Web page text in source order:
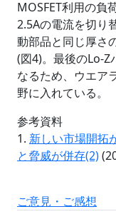
MOSFET利用の負
2.5Aの電流を切り
動部品と同じ厚さ
(図4)。最後のLo-Z
なるため、ウエア
野に入れている。
参考資料
1. 新しい市場開拓
と脅威が併存(2)
ご意見・ご感想